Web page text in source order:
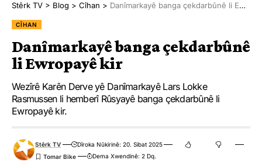
Pêkanîn di sala 2011’an de di dema şerê navxweyî de li
hatibû ferzkirin.
YÊN HATINE ÊTÎKETKIRIN
Stêrk TV > Blog > Cîhan > Danîmarkayê banga çekdarbûnê li Ewropayê kir
CÎHAN
Danîmarkayê banga çekdarbûnê
li Ewropayê kir
Wezîrê Karên Derve yê Danîmarkayê Lars Lokke
Rasmussen li hemberî Rûsyayê banga çekdarbûnê li
Ewropayê kir.
Stêrk TV
Dîroka Nûkirinê: 20. Sibat 2025
Dema Xwendinê: 2 Dq.